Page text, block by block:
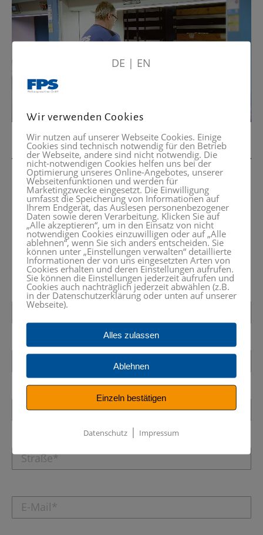
Was benötigen Sie? Rufen Sie uns
an oder schreiben Sie eine
Nachricht.
+49 (0) 8024 – 99 05 0
DE | EN
Wir verwenden Cookies
Wir nutzen auf unserer Webseite Cookies. Einige
Cookies sind technisch notwendig für den Betrieb
der Webseite, andere sind nicht notwendig. Die
nicht-notwendigen Cookies helfen uns bei der
Optimierung unseres Online-Angebotes, unserer
Webseitenfunktionen und werden für
Marketingzwecke eingesetzt. Die Einwilligung
umfasst die Speicherung von Informationen auf
Ihrem Endgerät, das Auslesen personenbezogener
Daten sowie deren Verarbeitung. Klicken Sie auf
„Alle akzeptieren“, um in den Einsatz von nicht
notwendigen Cookies einzuwilligen oder auf „Alle
ablehnen“, wenn Sie sich anders entscheiden. Sie
können unter „Einstellungen verwalten“ detaillierte
Informationen der von uns eingesetzten Arten von
Cookies erhalten und deren Einstellungen aufrufen.
Sie können die Einstellungen jederzeit aufrufen und
Cookies auch nachträglich jederzeit abwählen (z.B.
in der Datenschutzerklärung oder unten auf unserer
Webseite).
Alles zulassen
Ablehnen
Einzeln bestätigen
Datenschutz | Impressum